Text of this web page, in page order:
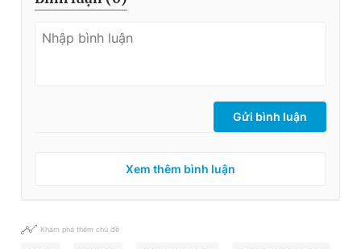
Gửi bình luận
Xem thêm bình luận
Khám phá thêm chủ đề